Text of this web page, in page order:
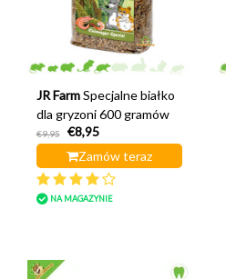
JR Farm Specjalne białko
dla gryzoni 600 gramów
€9,95
€8,95
Zamów teraz
NA MAGAZYNIE